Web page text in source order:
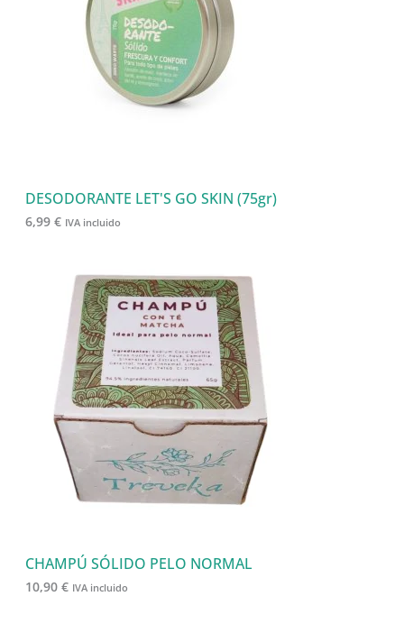
u
c
t
DESODORANTE LET'S GO SKIN (75gr)
6,99 € IVA incluido
CHAMPÚ SÓLIDO PELO NORMAL
10,90 € IVA incluido